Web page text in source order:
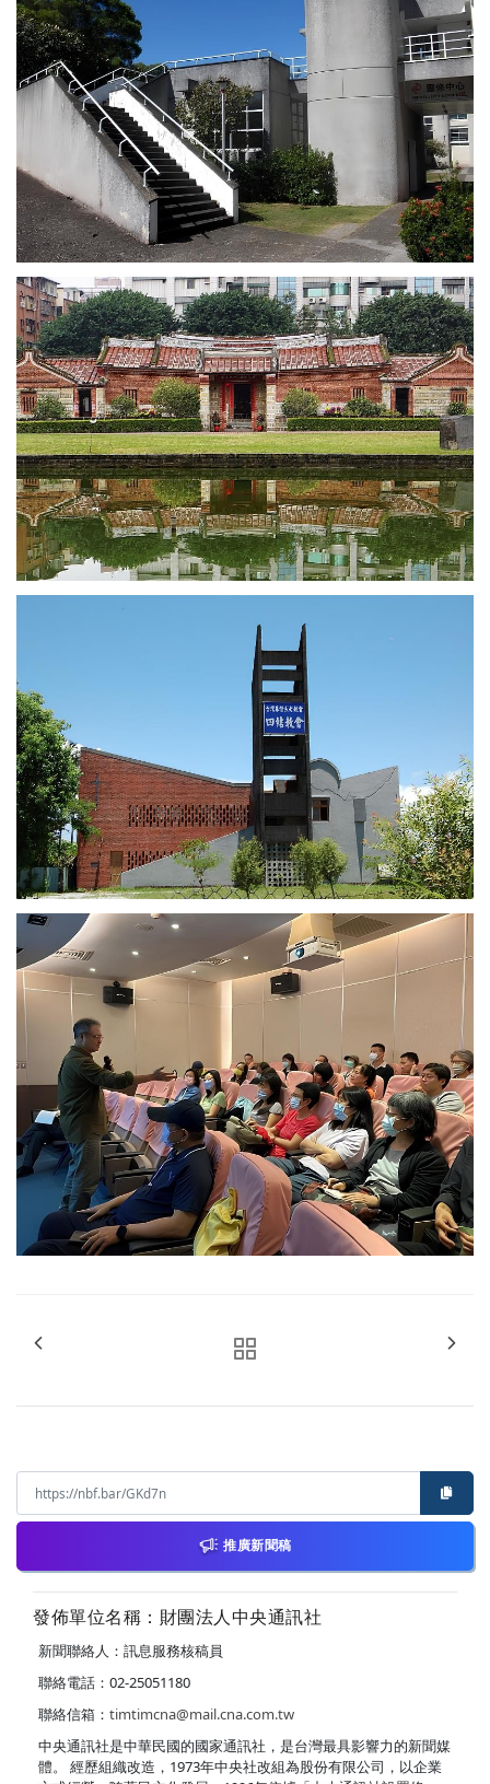
推廣新聞稿
發佈單位名稱：財團法人中央通訊社
新聞聯絡人：訊息服務核稿員
聯絡電話：02-25051180
聯絡信箱： timtimcna@mail.cna.com.tw
中央通訊社是中華民國的國家通訊社，是台灣最具影響力的新聞媒
體。 經歷組織改造，1973年中央社改組為股份有限公司，以企業